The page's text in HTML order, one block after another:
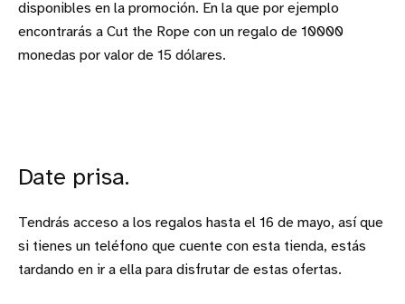
disponibles en la promoción. En la que por ejemplo
encontrarás a Cut the Rope con un regalo de 10000
monedas por valor de 15 dólares.
Date prisa.
Tendrás acceso a los regalos hasta el 16 de mayo, así que
si tienes un teléfono que cuente con esta tienda, estás
tardando en ir a ella para disfrutar de estas ofertas.